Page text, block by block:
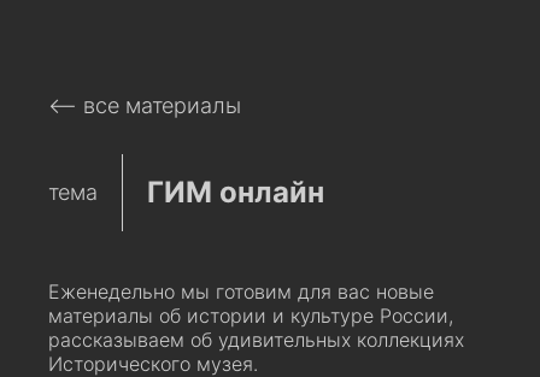
⟵ все материалы
тема ГИМ онлайн
Еженедельно мы готовим для вас новые
материалы об истории и культуре России,
рассказываем об удивительных коллекциях
Исторического музея.